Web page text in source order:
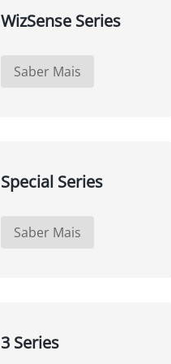
WizSense Series
Saber Mais
Special Series
Saber Mais
3 Series